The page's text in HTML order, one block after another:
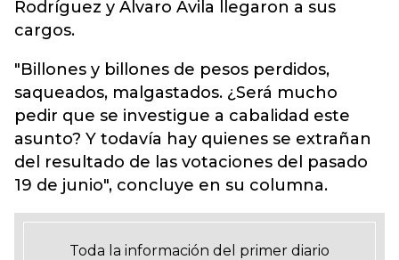
Rodríguez y Álvaro Ávila llegaron a sus
cargos.
"Billones y billones de pesos perdidos,
saqueados, malgastados. ¿Será mucho
pedir que se investigue a cabalidad este
asunto? Y todavía hay quienes se extrañan
del resultado de las votaciones del pasado
19 de junio", concluye en su columna.
Toda la información del primer diario